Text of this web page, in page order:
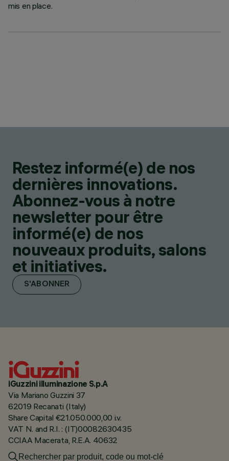
mis en place.
Restez informé(e) de nos
dernières innovations.
Abonnez-vous à notre
newsletter pour être
informé(e) de nos
nouveaux produits, salons
et initiatives.
S'ABONNER
iGuzzini illuminazione S.p.A
Via Mariano Guzzini 37
62019 Recanati (Italy)
Share Capital €21.050.000,00 i.v.
VAT N. and R.I. : (IT)00082630435
CCIAA Macerata, R.E.A. 40632